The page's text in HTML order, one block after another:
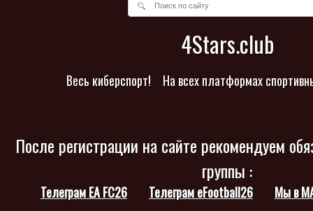
4Stars.club
Весь киберспорт! На всех платформах
После регистрации на сайте рекомендуем
группы :
Телеграм EA FC26 Телеграм eFootball26 Мы в